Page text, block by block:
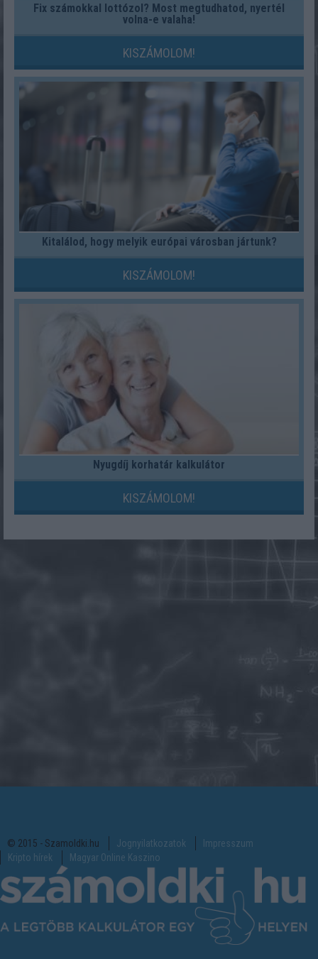
Fix számokkal lottózol? Most megtudhatod, nyertél
volna-e valaha!
KISZÁMOLOM!
Kitalálod, hogy melyik európai városban jártunk?
KISZÁMOLOM!
Nyugdíj korhatár kalkulátor
KISZÁMOLOM!
© 2015 - Szamoldki.hu Jognyilatkozatok
Impresszum
Kripto hírek
Magyar Online Kaszino